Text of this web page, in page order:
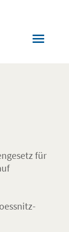
für